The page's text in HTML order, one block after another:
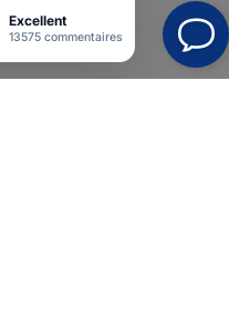
Excellent
13575 commentaires